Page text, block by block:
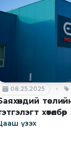
08.25.2025
үзэх